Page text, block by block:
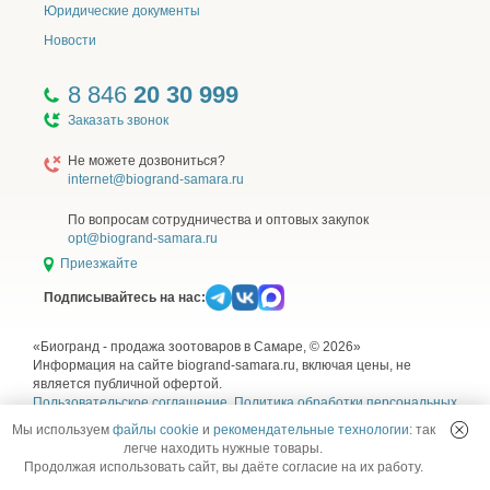
Юридические документы
Новости
8 846 20 30 999
Заказать звонок
Не можете дозвониться?
internet@biogrand-samara.ru
По вопросам сотрудничества и оптовых закупок
opt@biogrand-samara.ru
Приезжайте
Подписывайтесь на нас:
«Биогранд - продажа зоотоваров в Самаре, © 2026»
Информация на сайте biogrand-samara.ru, включая цены, не
является публичной офертой.
Пользовательское соглашение,Политика обработки персональных
Согласие на обработку персональных данных
использования рекомендательных технологий
Мы используем файлы cookie и рекомендательные технологии: так
легче находить нужные товары.
Продолжая использовать сайт, вы даёте согласие на их работу.